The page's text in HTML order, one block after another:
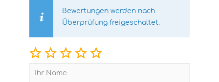
Bewertungen werden nach
Überprüfung freigeschaltet.